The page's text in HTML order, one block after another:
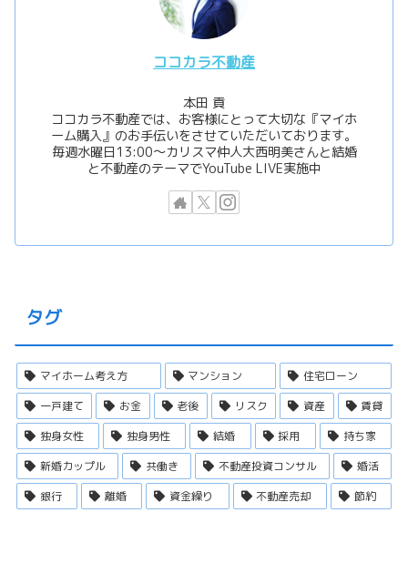
ココカラ不動産
本田 貢
ココカラ不動産では、お客様にとって大切な『マイホ
ーム購入』のお手伝いをさせていただいております。
毎週水曜日13:00〜カリスマ仲人大西明美さんと結婚
と不動産のテーマでYouTube LIVE実施中
タグ
マイホーム考え方 マンション
住宅ローン
一戸建て
お金 老後 リスク 資産
賃貸
独身女性
独身男性 結婚 採用
持ち家
新婚カップル
共働き 不動産投資コンサル
婚活
銀行
離婚 資金繰り 不動産売却 節約